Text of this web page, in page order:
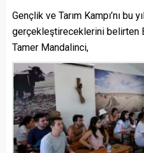
Gençlik ve Tarım Kampı’nı bu
gerçekleştireceklerini belirten
Tamer Mandalinci,